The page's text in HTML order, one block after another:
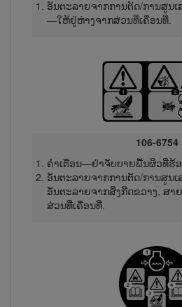
ອັນຕະລາຍຈາກການຕັດ/ການສູນ
—ໃຫ້ຢູ່ຫ່າງຈາກສ່ວນທີ່ເຄື່ອນທີ່.
106-6754
ຄຳເຕືອນ—ຢ່າຈັບບາຍພື້ນຜິວທີ່ຮ້
ອັນຕະລາຍຈາກການຕັດ/ການສູນ
ອັນຕະລາຍຈາກສິ່ງກີດຂວາງ, ສ
ສ່ວນທີ່ເຄື່ອນທີ່.